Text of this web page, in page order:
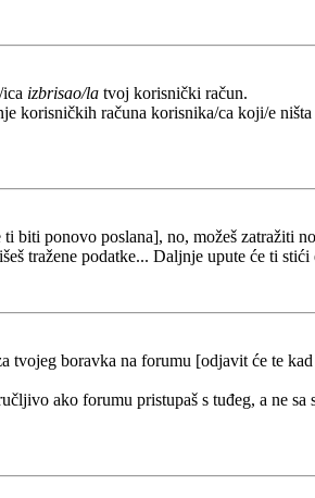
izbrisao/la tvoj korisnički račun.
računa korisnika/ca koji/e
biti ponovo poslana], no, možeš zatražiti
tražene podatke... Daljnje upute će ti
tvojeg boravka na forumu [odjavit će te
ako forumu pristupaš s tuđeg, a ne sa